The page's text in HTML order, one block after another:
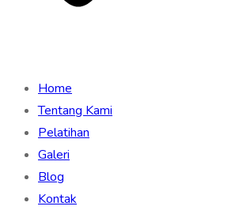
Home
Tentang Kami
Pelatihan
Galeri
Blog
Kontak